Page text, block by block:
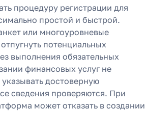
процедуру регистрации для
простой и быстрой.
или многоуровневые
потенциальных
выполнения обязательных
финансовых услуг не
достоверную
сведения проверяются. При
может отказать в создании